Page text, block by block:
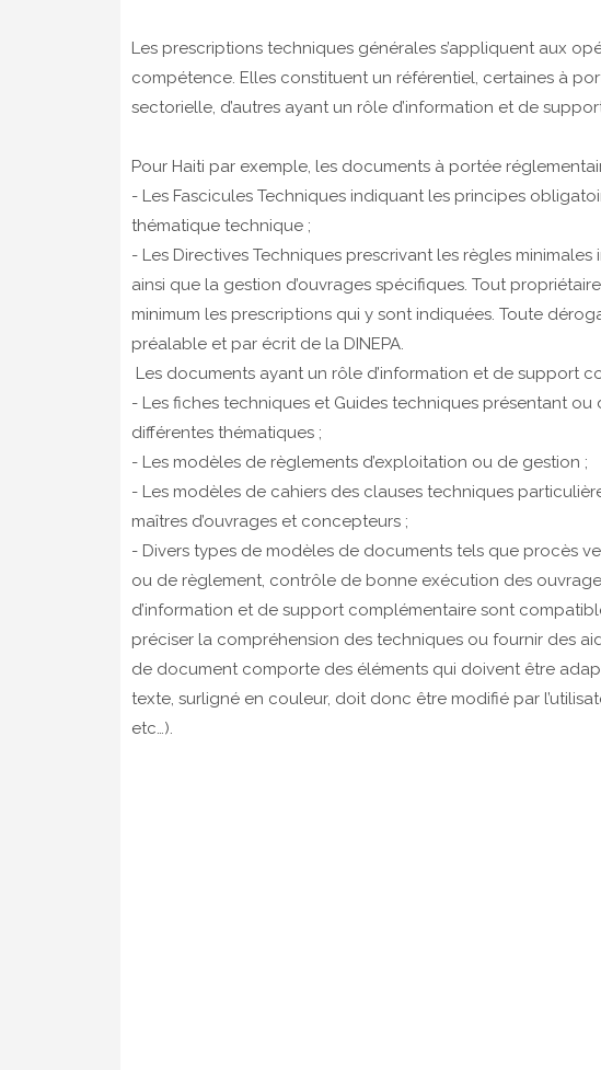
Les prescriptions techniques générales s’appliquent aux
compétence. Elles constituent un référentiel, certaines à
sectorielle, d’autres ayant un rôle d’information et de
Pour Haiti par exemple, les documents à portée
- Les Fascicules Techniques indiquant les principes
thématique technique ;
- Les Directives Techniques prescrivant les règles
ainsi que la gestion d’ouvrages spécifiques. Tout
minimum les prescriptions qui y sont indiquées. Toute
préalable et par écrit de la DINEPA.
Les documents ayant un rôle d’information et de support
- Les fiches techniques et Guides techniques présentant
différentes thématiques ;
- Les modèles de règlements d’exploitation ou de gestion ;
- Les modèles de cahiers des clauses techniques
maîtres d’ouvrages et concepteurs ;
- Divers types de modèles de documents tels que procès
ou de règlement, contrôle de bonne exécution des
d’information et de support complémentaire sont
préciser la compréhension des techniques ou fournir des
de document comporte des éléments qui doivent être
texte, surligné en couleur, doit donc être modifié par
etc…).